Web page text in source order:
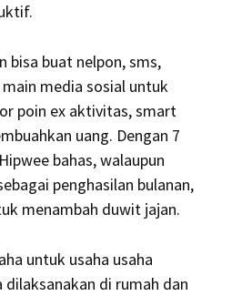
bisa buat nelpon, sms,
media sosial untuk
poin ex aktivitas, smart
uang. Dengan 7
bahas, walaupun
penghasilan bulanan,
menambah duwit jajan.
untuk usaha usaha
dilaksanakan di rumah dan